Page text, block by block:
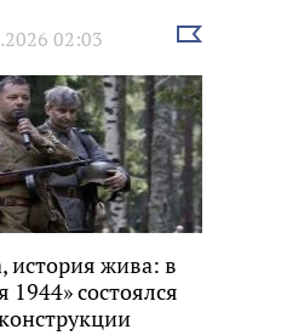
02:03
Выбрать
история жива: в
1944» состоялся